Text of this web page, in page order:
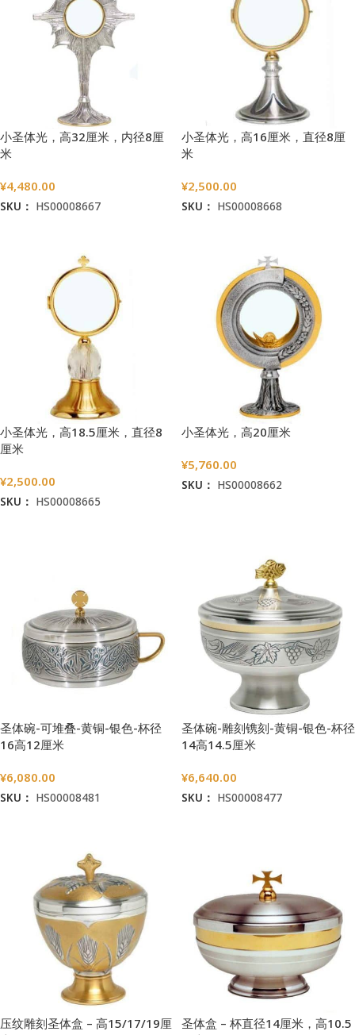
小圣体光，高32厘米，内径8厘
米
¥4,480.00
SKU： HS00008667
小圣体光，高16厘米，直径8厘
米
¥2,500.00
SKU： HS00008668
小圣体光，高18.5厘米，直径8
厘米
¥2,500.00
SKU： HS00008665
小圣体光，高20厘米
¥5,760.00
SKU： HS00008662
圣体碗-可堆叠-黄铜-银色-杯径
16高12厘米
¥6,080.00
SKU： HS00008481
圣体碗-雕刻镌刻-黄铜-银色-杯径
14高14.5厘米
¥6,640.00
SKU： HS00008477
压纹雕刻圣体盒 – 高15/17/19厘 圣体盒 – 杯直径14厘米，高10.5